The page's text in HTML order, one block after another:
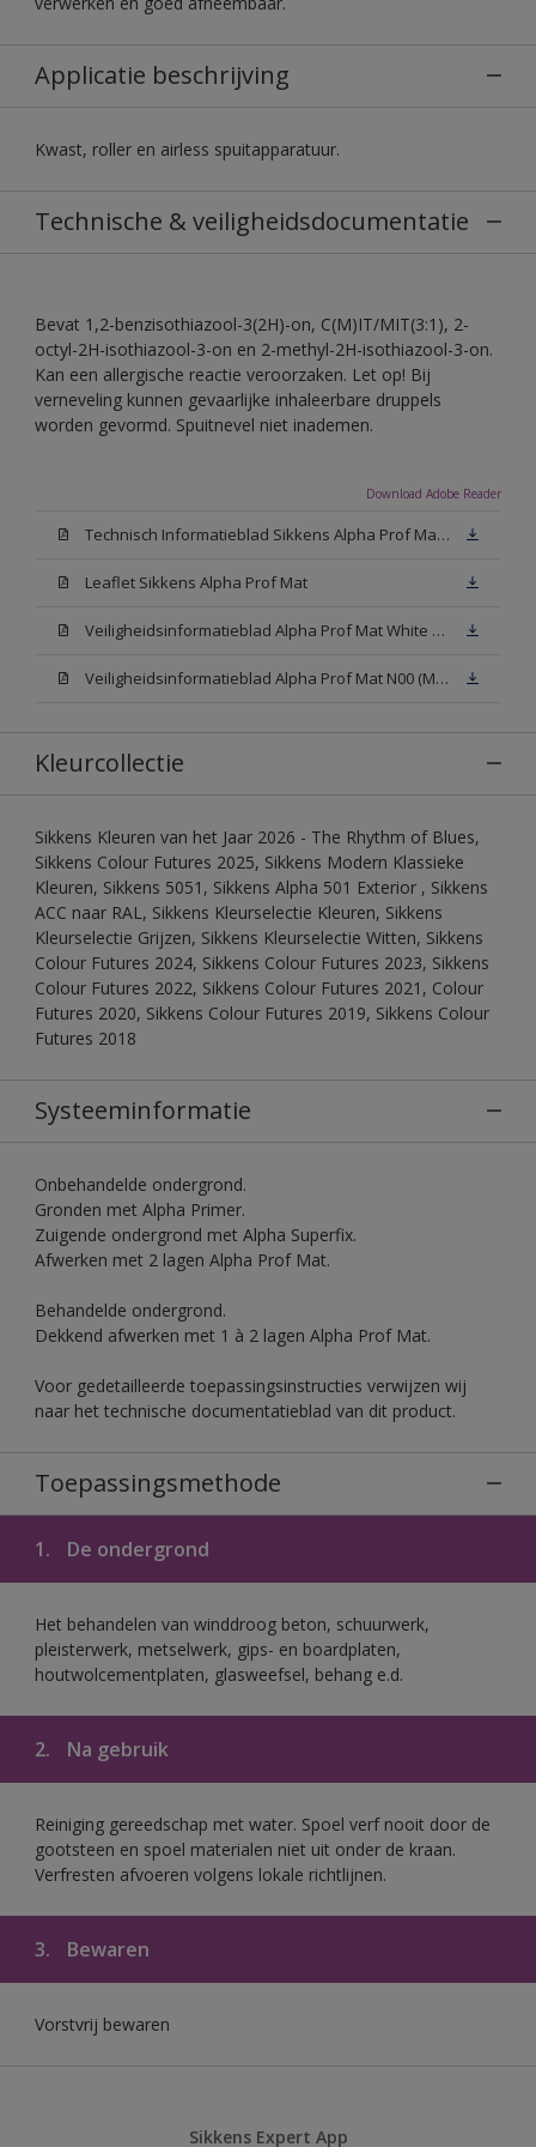
Applicatie beschrijving
Kwast, roller en airless spuitapparatuur.
Technische & veiligheidsdocumentatie
Bevat 1,2-benzisothiazool-3(2H)-on, C(M)IT/MIT(3:1), 2-
octyl-2H-isothiazool-3-on en 2-methyl-2H-isothiazool-3-on.
Kan een allergische reactie veroorzaken. Let op! Bij
verneveling kunnen gevaarlijke inhaleerbare druppels
worden gevormd. Spuitnevel niet inademen.
Download Adobe Reader
Technisch Informatieblad Sikkens Alpha Prof Mat(PDF)
Leaflet Sikkens Alpha Prof Mat
Veiligheidsinformatieblad Alpha Prof Mat White W05 (MSDS)
Veiligheidsinformatieblad Alpha Prof Mat N00 (MSDS)
Kleurcollectie
Sikkens Kleuren van het Jaar 2026 - The Rhythm of Blues,
Sikkens Colour Futures 2025, Sikkens Modern Klassieke
Kleuren, Sikkens 5051, Sikkens Alpha 501 Exterior , Sikkens
ACC naar RAL, Sikkens Kleurselectie Kleuren, Sikkens
Kleurselectie Grijzen, Sikkens Kleurselectie Witten, Sikkens
Colour Futures 2024, Sikkens Colour Futures 2023, Sikkens
Colour Futures 2022, Sikkens Colour Futures 2021, Colour
Futures 2020, Sikkens Colour Futures 2019, Sikkens Colour
Futures 2018
Systeeminformatie
Onbehandelde ondergrond.
Gronden met Alpha Primer.
Zuigende ondergrond met Alpha Superfix.
Afwerken met 2 lagen Alpha Prof Mat.
Behandelde ondergrond.
Dekkend afwerken met 1 à 2 lagen Alpha Prof Mat.
Voor gedetailleerde toepassingsinstructies verwijzen wij
naar het technische documentatieblad van dit product.
Toepassingsmethode
1. De ondergrond
Het behandelen van winddroog beton, schuurwerk,
pleisterwerk, metselwerk, gips- en boardplaten,
houtwolcementplaten, glasweefsel, behang e.d.
2. Na gebruik
Reiniging gereedschap met water. Spoel verf nooit door de
gootsteen en spoel materialen niet uit onder de kraan.
Verfresten afvoeren volgens lokale richtlijnen.
3. Bewaren
Vorstvrij bewaren
Sikkens Expert App